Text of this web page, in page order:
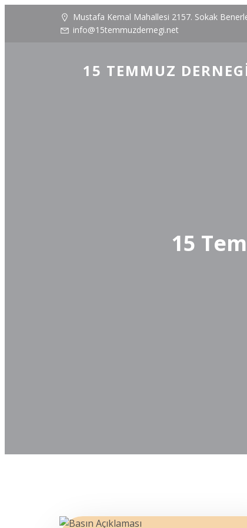
Mustafa Kemal Mahallesi 2157. Sokak
info@15temmuzdernegi.net
15 TEMMUZ
15